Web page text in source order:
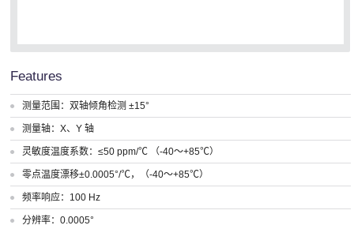
Features
测量范围：双轴倾角检测 ±15°
测量轴：X、Y 轴
灵敏度温度系数：≤50 ppm/℃ （-40～+85℃）
零点温度漂移±0.0005°/℃，（-40～+85℃）
频率响应：100 Hz
分辨率：0.0005°